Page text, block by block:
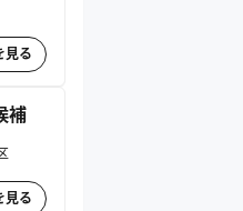
見る
補
見る